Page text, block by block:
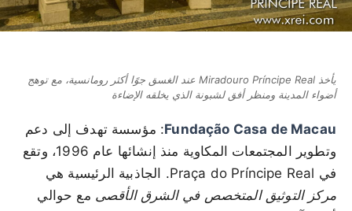
يأخذ Miradouro Príncipe Real عند الغسق جوًا أكثر رومانسية، مع توهج
أضواء المدينة ومنظر أفق لشبونة الذي يخلقه الإضاءة
Fundação Casa de Macau: مؤسسة تهدف إلى دعم
وتطوير المجتمعات المكاوية منذ إنشائها عام 1996، وتقع
في Praça do Príncipe Real. الجاذبية الرئيسية هي
مركز التوثيق المتخصص في الشرق الأقصى مع حوالي